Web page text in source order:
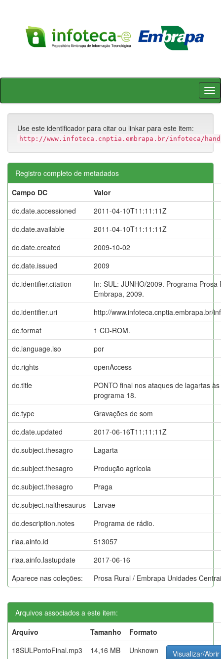
Skip
Use este identificador para citar ou linkar para este item:
http://www.infoteca.cnptia.embrapa.br/infoteca/
Registro completo de metadados
Campo DC
Valor
dc.date.accessioned
2011-04-10T11:11:11Z
dc.date.available
2011-04-10T11:11:11Z
dc.date.created
2009-10-02
dc.date.issued
2009
dc.identifier.citation
In: SUL: JUNHO/2009. Programa
Embrapa, 2009.
dc.identifier.uri
http://www.infoteca.cnptia.embrapa.br/
dc.format
1 CD-ROM.
dc.language.iso
por
dc.rights
openAccess
dc.title
PONTO final nos ataques de lagartas
programa 18.
dc.type
Gravações de som
dc.date.updated
2017-06-16T11:11:11Z
dc.subject.thesagro
Lagarta
dc.subject.thesagro
Produção agrícola
dc.subject.thesagro
Praga
dc.subject.nalthesaurus
Larvae
dc.description.notes
Programa de rádio.
riaa.ainfo.id
513057
riaa.ainfo.lastupdate
2017-06-16
Aparece nas coleções:
Prosa Rural / Embrapa Unidades
Arquivos associados a este item:
Arquivo
Tamanho
Formato
18SULPontoFinal.mp3
14,16 MB Unknown Visualizar/Abrir